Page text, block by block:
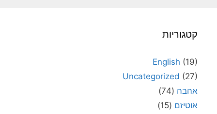
קטגוריות
English (19)
Uncategorized (27)
אהבה (74)
אוטיזם (15)